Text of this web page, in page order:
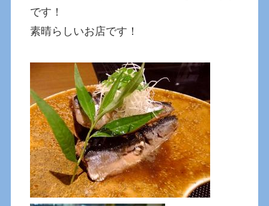
です！
素晴らしいお店です！